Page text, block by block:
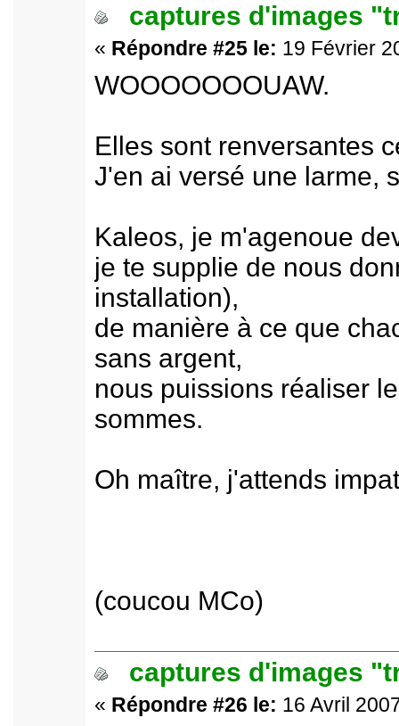
captures d'images
« Répondre #25 le: 19 Février
WOOOOOOOUAW.
Elles sont renversantes
J'en ai versé une larme,
Kaleos, je m'agenoue
je te supplie de nous
installation),
de manière à ce que
sans argent,
nous puissions réaliser
sommes.
Oh maître, j'attends
(coucou MCo)
captures d'images
« Répondre #26 le: 16 Avril